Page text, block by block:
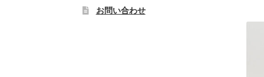
お問い合わせ